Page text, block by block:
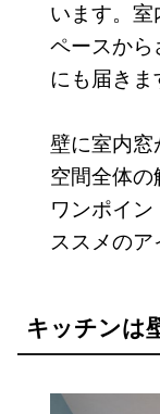
います。
ペースか
にも届きま
壁に室内
空間全体
ワンポイ
ススメのア
キッチンは